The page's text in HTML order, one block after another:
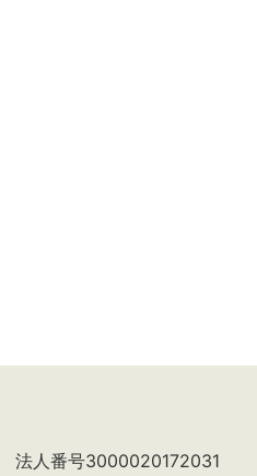
法人番号3000020172031